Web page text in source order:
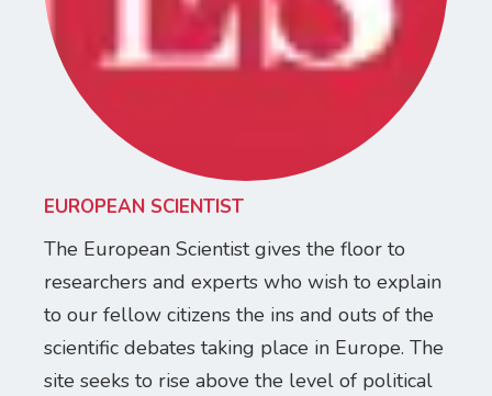
EUROPEAN SCIENTIST
The European Scientist gives the floor to
researchers and experts who wish to explain
to our fellow citizens the ins and outs of the
scientific debates taking place in Europe. The
site seeks to rise above the level of political